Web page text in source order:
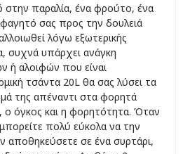
παραλία, ένα φρούτο, ένα
σας προς την δουλειά
λόγω εξωτερικής
συχνά υπάρχει ανάγκη
ή αλοιφών που είναι
τσάντα 20L θα σας λύσει τα
της απέναντι στα φορητά
ο όγκος και η φορητότητα. Όταν
πολύ εύκολα να την
αποθηκεύσετε σε ένα συρτάρι,